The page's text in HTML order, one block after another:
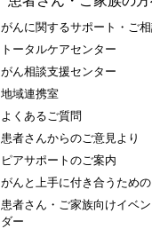
がんに関するサポート・ご
トータルケアセンター
がん相談支援センター
地域連携室
よくあるご質問
患者さんからのご意見より
ピアサポートのご案内
がんと上手に付き合うための
患者さん・ご家族向けイベ
ダー